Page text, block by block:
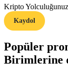
Kripto
Kaydol
Popüler
Birimlerine